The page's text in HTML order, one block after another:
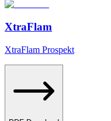
XtraFlam
XtraFlam Prospekt